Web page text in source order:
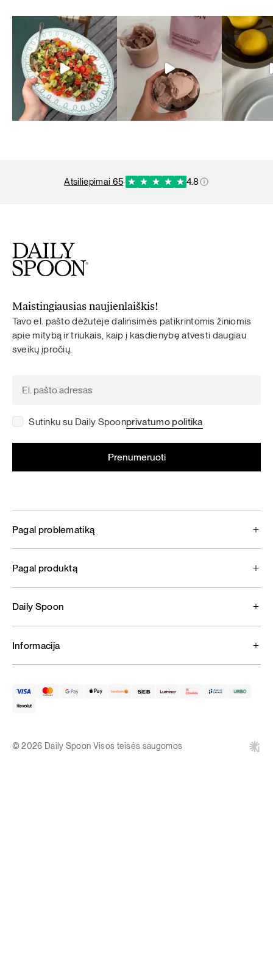
atsiliepimai 65· 4.8
Maistingiausias naujienlaiškis!
Tavo el. pašto dėžutėje dalinsimės patikrintomis žiniomis
apie mitybą ir triukais, kaip į kasdienybę atvesti daugiau
sveikų įpročių.
Sutinku su Daily Spoonprivatumo politika
Pagal problematiką
Pagal produktą
Daily Spoon
Informacija
© 2026 Daily Spoon Visos teisės saugomos